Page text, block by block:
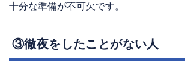
十分な準備が不可欠です。
③徹夜をしたことがない人